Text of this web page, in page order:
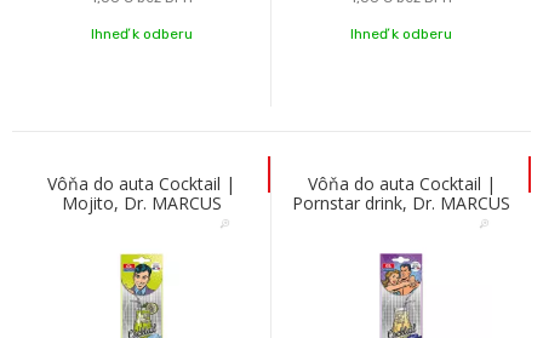
Ihneď k odberu Ihneď k odberu
Vôňa do auta Cocktail |
Mojito, Dr. MARCUS
Vôňa do auta Cocktail |
Pornstar drink, Dr. MARCUS